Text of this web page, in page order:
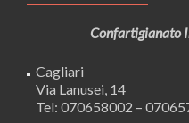
Confartigianato
Cagliari
Via Lanusei, 14
Tel: 070658002 –